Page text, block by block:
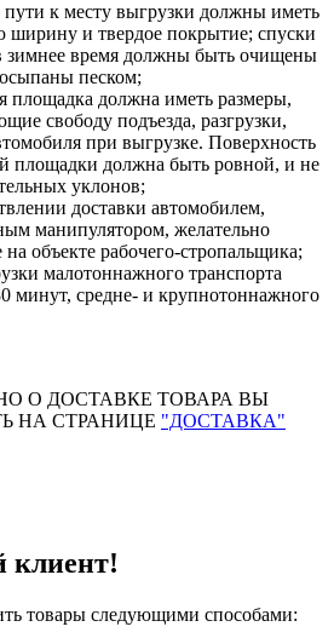
к месту выгрузки должны иметь
ширину и твердое покрытие; спуски
зимнее время должны быть очищены
песком;
площадка должна иметь размеры,
свободу подъезда, разгрузки,
при выгрузке. Поверхность
площадки должна быть ровной, и не
уклонов;
доставки автомобилем,
манипулятором, желательно
на объекте рабочего-стропальщика;
малотоннажного транспорта
минут, средне- и крупнотоннажного
О ДОСТАВКЕ ТОВАРА ВЫ
НА СТРАНИЦЕ "ДОСТАВКА"
клиент!
товары следующими способами: